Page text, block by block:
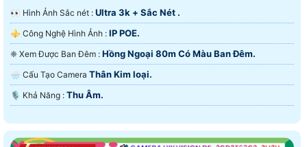
️👀 Hình Ảnh Sắc nét : Ultra 3k + Sắc Nét .
⚜️ Công Nghệ Hình Ảnh : IP POE.
❈ Xem Được Ban Đêm : Hồng Ngoại 80m Có Màu Ban Ðêm.
🌧️ Cấu Tạo Camera Thân Kim loại.
️🎙 Khả Năng : Thu Âm.